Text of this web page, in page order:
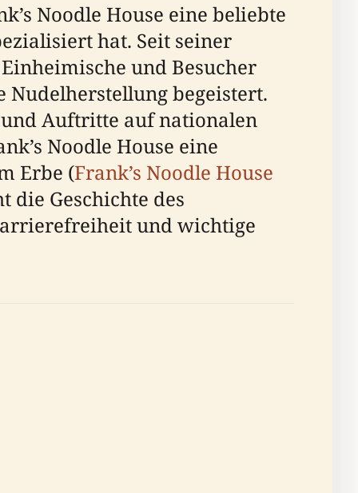
Noodle House eine beliebte
hat. Seit seiner
und Besucher
begeistert.
Auftritte auf nationalen
Noodle House eine
Erbe (Frank’s Noodle House
die Geschichte des
und wichtige